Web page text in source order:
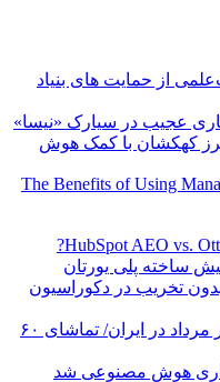
از حمایت های بنیاد
عجیب در سیارک «نیسا»
کهکشان با کمک هوش
The Benefits of Using
HubSpot AEO vs.
ساخته پلی یورتان
تخریب در دکوراسیون
«بارش شهابی برساوشی» اواخر مرداد در ایران/ تماشای ۶۰
هوش مصنوعی شد